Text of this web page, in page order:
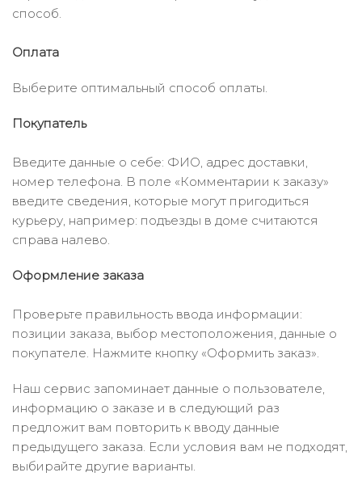
способ.
Оплата
Выберите оптимальный способ оплаты.
Покупатель
Введите данные о себе: ФИО, адрес доставки,
номер телефона. В поле «Комментарии к заказу»
введите сведения, которые могут пригодиться
курьеру, например: подъезды в доме считаются
справа налево.
Оформление заказа
Проверьте правильность ввода информации:
позиции заказа, выбор местоположения, данные о
покупателе. Нажмите кнопку «Оформить заказ».
Наш сервис запоминает данные о пользователе,
информацию о заказе и в следующий раз
предложит вам повторить к вводу данные
предыдущего заказа. Если условия вам не подходят,
выбирайте другие варианты.